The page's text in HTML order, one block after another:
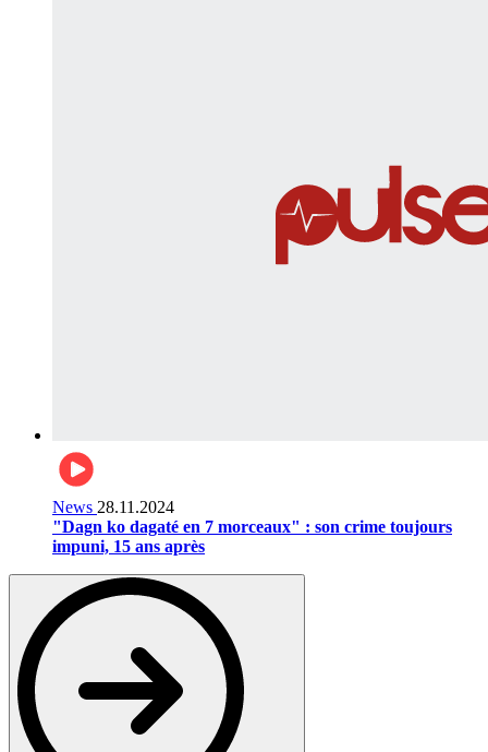
News 28.11.2024
"Dagn ko dagaté en 7 morceaux" : son crime toujours
impuni, 15 ans après